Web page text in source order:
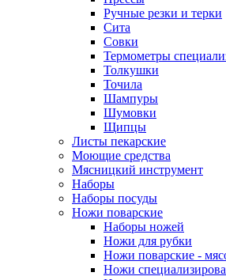
Ручные резки и терки
Сита
Совки
Термометры
Толкушки
Точила
Шампуры
Шумовки
Щипцы
Листы пекарские
Моющие средства
Мясницкий инструмент
Наборы
Наборы посуды
Ножи поварские
Наборы ножей
Ножи для рубки
Ножи поварские -
Ножи